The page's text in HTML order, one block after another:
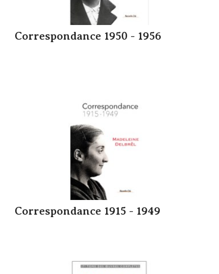
Correspondance 1950 - 1956
Correspondance 1915 - 1949